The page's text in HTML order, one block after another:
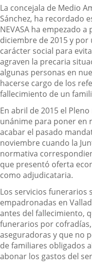
Descripción
La concejala de Medio
Sánchez, ha recordado
NEVASA ha empezado
diciembre de 2015 y
carácter social para
agraven la precaria
algunas personas en
hacerse cargo de los
fallecimiento de un
En abril de 2015 el
unánime para poner en
acabar el pasado
noviembre cuando la
normativa
que presentó oferta
como adjudicataria.
Los servicios funerarios
empadronadas en
antes del fallecimiento,
funerarios por
aseguradoras y que no
de familiares obligados
abonar los gastos del